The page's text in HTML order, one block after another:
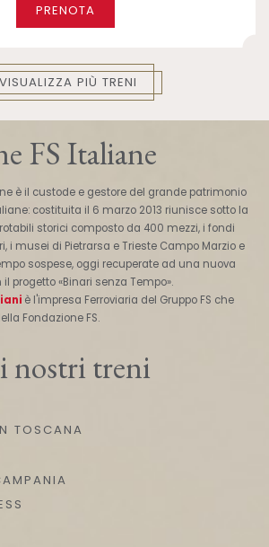
PRENOTA
VISUALIZZA PIÙ TRENI
FS Italiane
è il custode e gestore del grande patrimonio
costituita il 6 marzo 2013 riunisce sotto la
storici composto da 400 mezzi, i fondi
i musei di Pietrarsa e Trieste Campo Marzio e
sospese, oggi recuperate ad una nuova
progetto «Binari senza Tempo».
è l'impresa Ferroviaria del Gruppo FS che
Fondazione FS.
nostri treni
TOSCANA